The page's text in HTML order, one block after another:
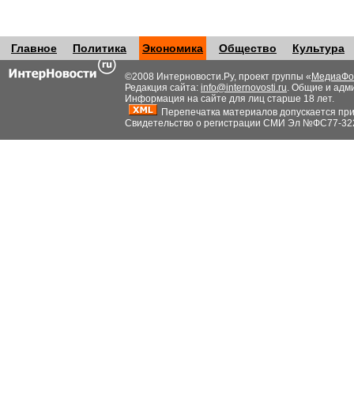
Главное Политика Экономика Общество Культура
©2008 Интерновости.Ру, проект группы «
Редакция сайта: info@internovosti.ru. Общие и
Информация на сайте для лиц старше 18 лет.
Перепечатка материалов допускается
Свидетельство о регистрации СМИ Эл №ФС77-